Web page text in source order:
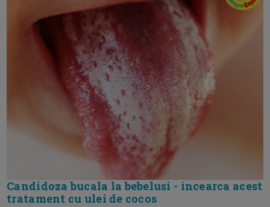
Candidoza bucala la bebelusi - incearca acest
tratament cu ulei de cocos